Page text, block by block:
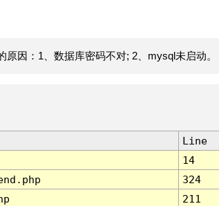
因：1、数据库密码不对; 2、mysql未启动。
Line
14
324
211